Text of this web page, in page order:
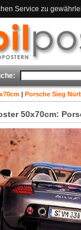
Service zu
| Porsche Sieg
50x70cm: